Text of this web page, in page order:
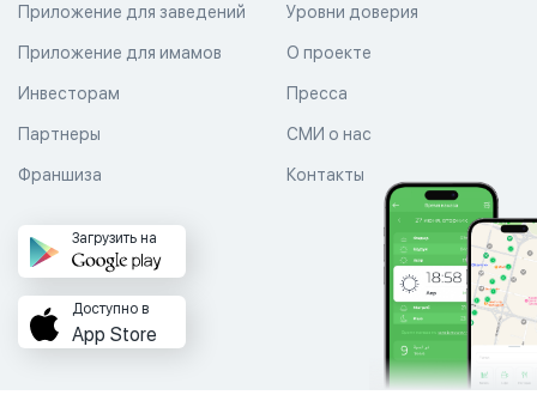
Уровни доверия
Приложение для заведений
Приложение для имамов О проекте
Пресса
СМИ о нас
Контакты
Инвесторам
Партнеры
Франшиза
Загрузить на
Доступно в
App Store